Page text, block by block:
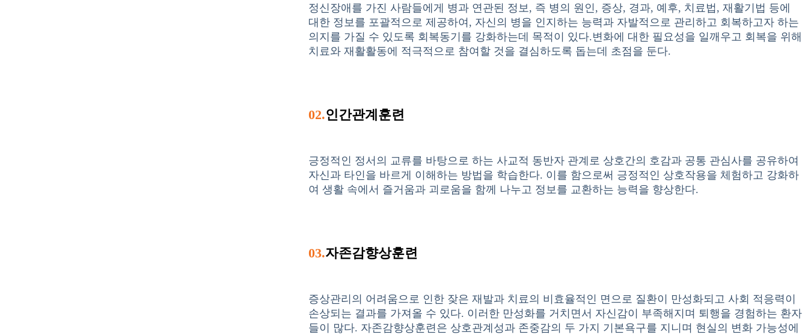
정신장애를 가진 사람들에게 병과 연관된 정보, 즉 병의 원인, 증상, 경과, 예후, 치료법, 재활기법 등에
대한 정보를 포괄적으로 제공하여, 자신의 병을 인지하는 능력과 자발적으로 관리하고 회복하고자 하는
의지를 가질 수 있도록 회복동기를 강화하는데 목적이 있다.변화에 대한 필요성을 일깨우고 회복을 위해
치료와 재활활동에 적극적으로 참여할 것을 결심하도록 돕는데 초점을 둔다.
02.인간관계훈련
긍정적인 정서의 교류를 바탕으로 하는 사교적 동반자 관계로 상호간의 호감과 공통 관심사를 공유하여
자신과 타인을 바르게 이해하는 방법을 학습한다. 이를 함으로써 긍정적인 상호작용을 체험하고 강화하
여 생활 속에서 즐거움과 괴로움을 함께 나누고 정보를 교환하는 능력을 향상한다.
03.자존감향상훈련
증상관리의 어려움으로 인한 잦은 재발과 치료의 비효율적인 면으로 질환이 만성화되고 사회 적응력이
손상되는 결과를 가져올 수 있다. 이러한 만성화를 거치면서 자신감이 부족해지며 퇴행을 경험하는 환자
들이 많다. 자존감향상훈련은 상호관계성과 존중감의 두 가지 기본욕구를 지니며 현실의 변화 가능성에